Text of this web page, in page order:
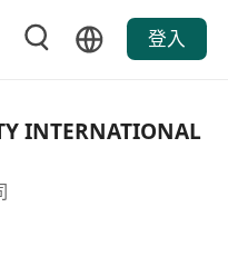
登入
INTERNATIONAL